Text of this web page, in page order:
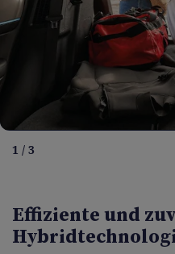
1 / 3
Effiziente und